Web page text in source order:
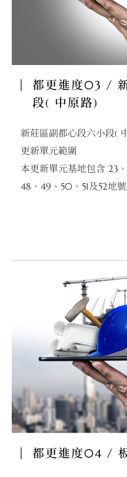
都更進度03 /
段( 中原路)
新莊區副都心段六小段(
更新單元範圍
本更新單元基地包含 23
48、49、50、51及52地
私有：所有權人共27名，
本案範圍內無合法建築物
都更進度04 /